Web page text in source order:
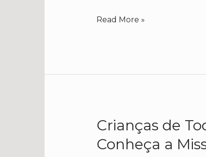
Read More »
Crianças de
Conheça a
Crianças
Toda